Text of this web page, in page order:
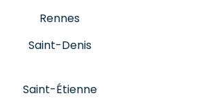
Rennes
Saint-Denis
Saint-Étienne